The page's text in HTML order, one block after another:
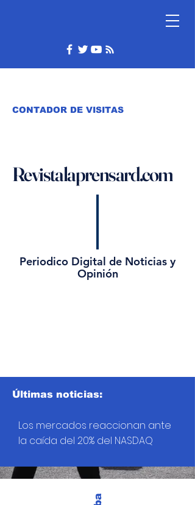
CONTADOR DE VISITAS
Revistalaprensard.com
Periodico Digital de Noticias y
Opinión
Últimas noticias:
Los mercados reaccionan ante
la caída del 20% del NASDAQ